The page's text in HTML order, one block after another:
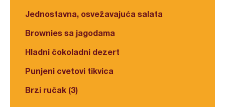
Jednostavna, osvežavajuća salata
Brownies sa jagodama
Hladni čokoladni dezert
Punjeni cvetovi tikvica
Brzi ručak (3)